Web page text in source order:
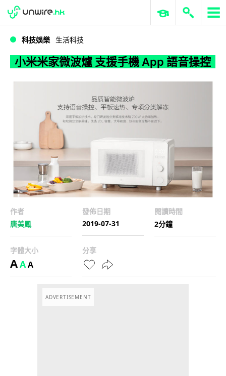
小米米家微波爐 支援手機 App 語音操控
WWDC 2026 ERP 與商業 AI
科技娛樂 生活科技
小米米家微波爐 支援手機 App 語音操控
作者
唐美鳳
發佈日期
2019-07-31
閱讀時間
2分鐘
字體大小
AAA
分享
ADVERTISEMENT